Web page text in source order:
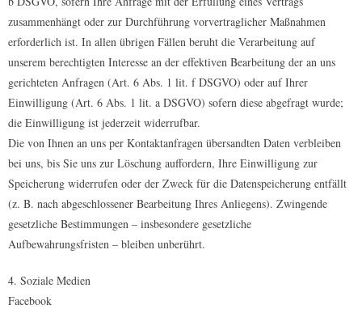
zusammenhängt oder zur Durchführung vorvertraglicher Maßnahmen
erforderlich ist. In allen übrigen Fällen beruht die Verarbeitung auf
unserem berechtigten Interesse an der effektiven Bearbeitung der an uns
gerichteten Anfragen (Art. 6 Abs. 1 lit. f DSGVO) oder auf Ihrer
Einwilligung (Art. 6 Abs. 1 lit. a DSGVO) sofern diese abgefragt wurde;
die Einwilligung ist jederzeit widerrufbar.
Die von Ihnen an uns per Kontaktanfragen übersandten Daten verbleiben
bei uns, bis Sie uns zur Löschung auffordern, Ihre Einwilligung zur
Speicherung widerrufen oder der Zweck für die Datenspeicherung entfällt
(z. B. nach abgeschlossener Bearbeitung Ihres Anliegens). Zwingende
gesetzliche Bestimmungen – insbesondere gesetzliche
Aufbewahrungsfristen – bleiben unberührt.
4. Soziale Medien
Facebook